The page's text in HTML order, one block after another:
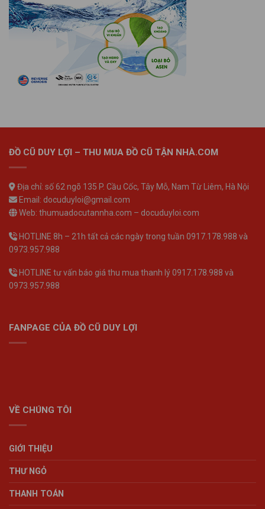
ĐỒ CŨ DUY LỢI – THU MUA ĐỒ CŨ TẬN NHÀ.COM
Địa chỉ: số 62 ngõ 135 P. Cầu Cốc, Tây Mỗ, Nam Từ Liêm, Hà Nội
Email: docuduyloi@gmail.com
Web: thumuadocutannha.com – docuduyloi.com
HOTLINE 8h – 21h tất cả các ngày trong tuần 0917.178.988 và
0973.957.988
HOTLINE tư vấn báo giá thu mua thanh lý 0917.178.988 và
0973.957.988
FANPAGE CỦA ĐỒ CŨ DUY LỢI
VỀ CHÚNG TÔI
GIỚI THIỆU
THƯ NGỎ
THANH TOÁN